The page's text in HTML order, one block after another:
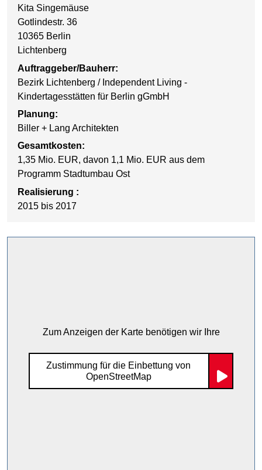
Kita Singemäuse
Gotlindestr. 36
10365 Berlin
Lichtenberg
Auftraggeber/Bauherr:
Bezirk Lichtenberg / Independent Living -
Kindertagesstätten für Berlin gGmbH
Planung:
Biller + Lang Architekten
Gesamtkosten:
1,35 Mio. EUR, davon 1,1 Mio. EUR aus dem
Programm Stadtumbau Ost
Realisierung :
2015 bis 2017
Zum Anzeigen der Karte benötigen wir Ihre
Zustimmung für die Einbettung von
OpenStreetMap